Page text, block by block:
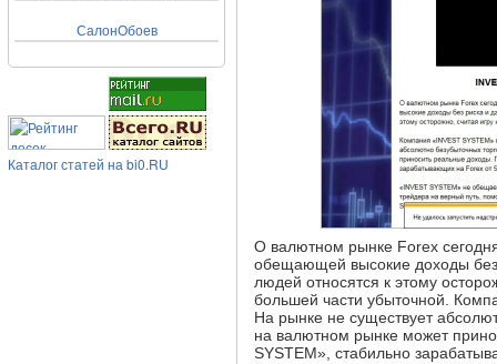
СалонОбоев
Каталог статей на bi0.RU
О валютном рынке Forex
обещающей высокие доходы
людей относятся к этому
большей части убыточной.
На рынке не существует
на валютном рынке может
SYSTEM», стабильно